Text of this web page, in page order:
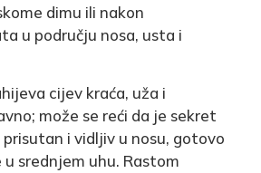
dimu ili nakon
u području nosa, usta i
cijev kraća, uža i
može se reći da je sekret
i vidljiv u nosu, gotovo
srednjem uhu. Rastom